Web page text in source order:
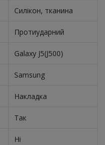
Силікон, тканина
Протиударний
Galaxy J5(J500)
Samsung
Накладка
Так
Ні